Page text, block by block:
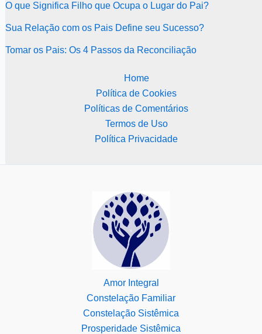
O que Significa Filho que Ocupa o Lugar do Pai?
Sua Relação com os Pais Define seu Sucesso?
Tomar os Pais: Os 4 Passos da Reconciliação
Home
Política de Cookies
Políticas de Comentários
Termos de Uso
Política Privacidade
Amor Integral
Constelação Familiar
Constelação Sistêmica
Prosperidade Sistêmica